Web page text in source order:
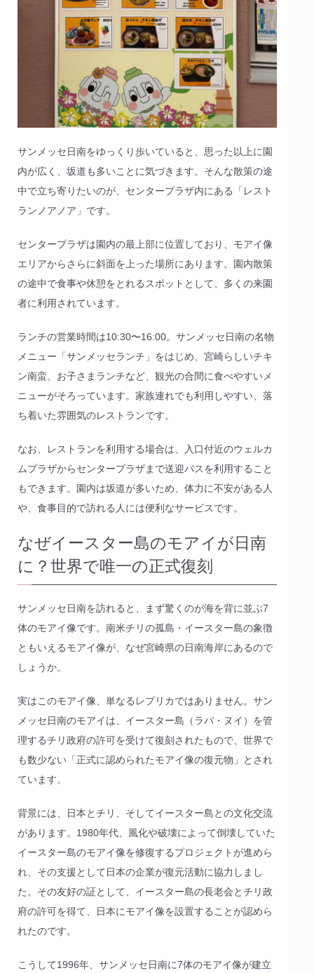
サンメッセ日南をゆっくり歩いていると、思った以上に園
内が広く、坂道も多いことに気づきます。そんな散策の途
中で立ち寄りたいのが、センタープラザ内にある「レスト
ランノアノア」です。
センタープラザは園内の最上部に位置しており、モアイ像
エリアからさらに斜面を上った場所にあります。園内散策
の途中で食事や休憩をとれるスポットとして、多くの来園
者に利用されています。
ランチの営業時間は10:30〜16:00。サンメッセ日南の名物
メニュー「サンメッセランチ」をはじめ、宮崎らしいチキ
ン南蛮、お子さまランチなど、観光の合間に食べやすいメ
ニューがそろっています。家族連れでも利用しやすい、落
ち着いた雰囲気のレストランです。
なお、レストランを利用する場合は、入口付近のウェルカ
ムプラザからセンタープラザまで送迎バスを利用すること
もできます。園内は坂道が多いため、体力に不安がある人
や、食事目的で訪れる人には便利なサービスです。
なぜイースター島のモアイが日南
に？世界で唯一の正式復刻
サンメッセ日南を訪れると、まず驚くのが海を背に並ぶ7
体のモアイ像です。南米チリの孤島・イースター島の象徴
ともいえるモアイ像が、なぜ宮崎県の日南海岸にあるので
しょうか。
実はこのモアイ像、単なるレプリカではありません。サン
メッセ日南のモアイは、イースター島（ラパ・ヌイ）を管
理するチリ政府の許可を受けて復刻されたもので、世界で
も数少ない「正式に認められたモアイ像の復元物」とされ
ています。
背景には、日本とチリ、そしてイースター島との文化交流
があります。1980年代、風化や破壊によって倒壊していた
イースター島のモアイ像を修復するプロジェクトが進めら
れ、その支援として日本の企業が復元活動に協力しまし
た。その友好の証として、イースター島の長老会とチリ政
府の許可を得て、日本にモアイ像を設置することが認めら
れたのです。
こうして1996年、サンメッセ日南に7体のモアイ像が建立